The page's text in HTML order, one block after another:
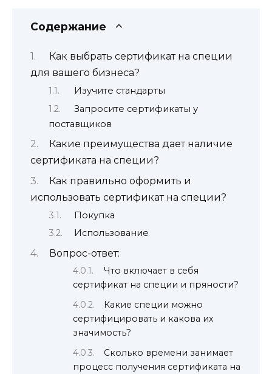
Содержание
Как выбрать сертификат на специи
для вашего бизнеса?
Изучите стандарты
Запросите сертификаты у
поставщиков
Какие преимущества дает наличие
сертификата на специи?
Как правильно оформить и
использовать сертификат на специи?
Покупка
Использование
Вопрос-ответ:
Что включает в себя
сертификат на специи и пряности?
Какие специи можно
сертифицировать и какова их
значимость?
Сколько времени занимает
процесс получения сертификата на